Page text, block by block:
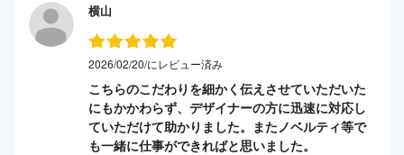
横山
2026/02/20/にレビュー済み
こちらのこだわりを細かく伝えさせていただいた
にもかかわらず、デザイナーの方に迅速に対応し
ていただけて助かりました。またノベルティ等で
も一緒に仕事ができればと思いました。